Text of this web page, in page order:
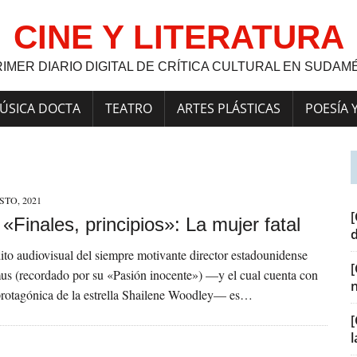
CINE Y LITERATURA
DIARIO DIGITAL DE CRÍTICA CULTURAL EN
DOCTA TEATRO ARTES PLÁSTICAS POESÍA
2021
principios»: La mujer fatal
audiovisual del siempre motivante director estadounidense
(recordado por su «Pasión inocente») —y el cual cuenta con
de la estrella Shailene Woodley— es…